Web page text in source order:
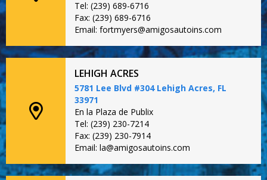
Tel: (239) 689-6716
Fax: (239) 689-6716
Email: fortmyers@amigosautoins.com
LEHIGH ACRES
5781 Lee Blvd #304 Lehigh Acres, FL
33971
En la Plaza de Publix
Tel: (239) 230-7214
Fax: (239) 230-7914
Email: la@amigosautoins.com